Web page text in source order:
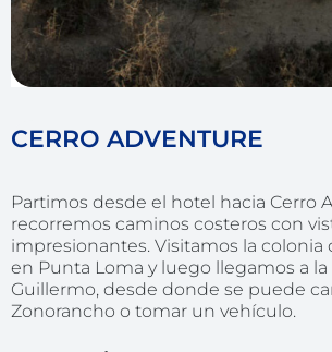
CERRO ADVENTURE
Partimos desde el hotel hacia Cerro
recorremos caminos costeros con
impresionantes. Visitamos la colonia
en Punta Loma y luego llegamos a la
Guillermo, desde donde se puede
Zonorancho o tomar un vehículo.